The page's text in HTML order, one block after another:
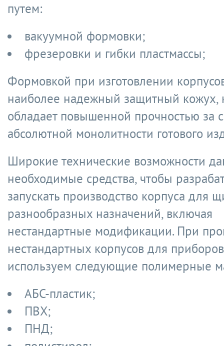
путем:
вакуумной формовки;
фрезеровки и гибки пластмассы;
Формовкой при изготовлении
наиболее надежный защитный кожух,
обладает повышенной прочностью за
абсолютной монолитности готового
Широкие технические возможности
необходимые средства, чтобы
запускать производство корпуса для
разнообразных назначений, включая
нестандартные модификации. При
нестандартных корпусов для
используем следующие полимерные
АБС-пластик;
ПВХ;
ПНД;